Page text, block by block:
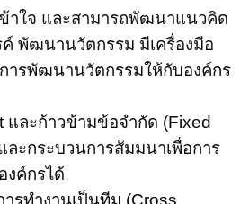
าใจ และสามารถพัฒนาแนวคิด
ค์ พัฒนานวัตกรรม มีเครื่องมือ
ารพัฒนานวัตกรรมให้กับองค์กร
และก้าวข้ามข้อจำกัด (Fixed
ละกระบวนการสัมมนาเพื่อการ
งค์กรได้
ารทำงานเป็นทีม (Cross